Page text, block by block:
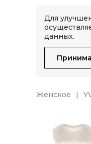
Для
данных.
Женское